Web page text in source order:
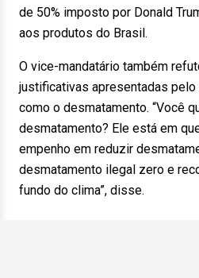
de 50% imposto por Donald
aos produtos do Brasil.
O vice-mandatário também
justificativas apresentadas pelo
como o desmatamento. “Você
desmatamento? Ele está em
empenho em reduzir
desmatamento ilegal zero e
fundo do clima”, disse.